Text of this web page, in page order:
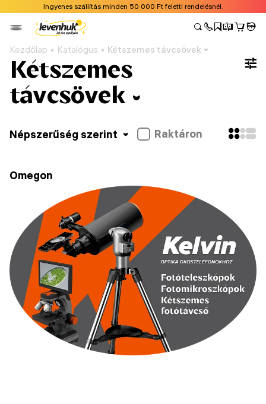
Ingyenes szállítás minden 50 000 Ft feletti rendelésnél.
Kezdőlap Katalógus Kétszemes távcsövek
Kétszemes
távcsövek
Népszerűség szerint Raktáron
Omegon